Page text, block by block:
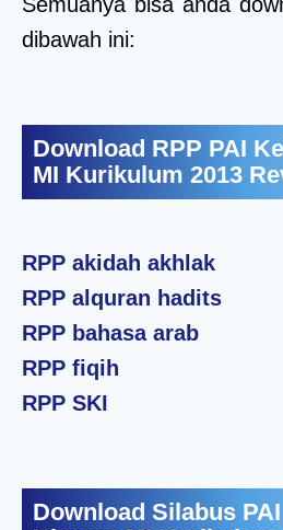
dibawah ini:
Download RPP PAI
MI Kurikulum 2013
RPP akidah akhlak
RPP alquran hadits
RPP bahasa arab
RPP fiqih
RPP SKI
Download Silabus